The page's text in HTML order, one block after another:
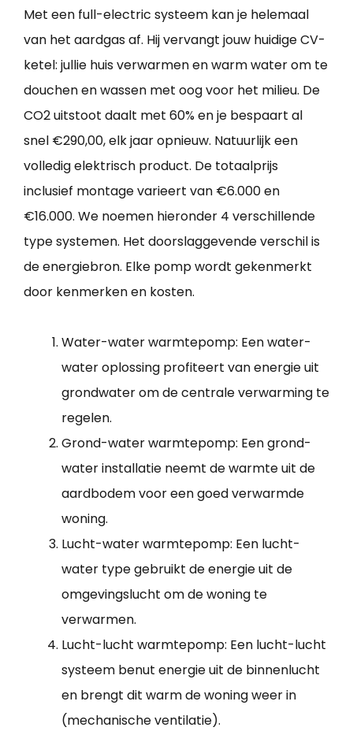
Met een full-electric systeem kan je helemaal
van het aardgas af. Hij vervangt jouw huidige CV-
ketel: jullie huis verwarmen en warm water om te
douchen en wassen met oog voor het milieu. De
CO2 uitstoot daalt met 60% en je bespaart al
snel €290,00, elk jaar opnieuw. Natuurlijk een
volledig elektrisch product. De totaalprijs
inclusief montage varieert van €6.000 en
€16.000. We noemen hieronder 4 verschillende
type systemen. Het doorslaggevende verschil is
de energiebron. Elke pomp wordt gekenmerkt
door kenmerken en kosten.
Water-water warmtepomp: Een water-
water oplossing profiteert van energie uit
grondwater om de centrale verwarming te
regelen.
Grond-water warmtepomp: Een grond-
water installatie neemt de warmte uit de
aardbodem voor een goed verwarmde
woning.
Lucht-water warmtepomp: Een lucht-
water type gebruikt de energie uit de
omgevingslucht om de woning te
verwarmen.
Lucht-lucht warmtepomp: Een lucht-lucht
systeem benut energie uit de binnenlucht
en brengt dit warm de woning weer in
(mechanische ventilatie).